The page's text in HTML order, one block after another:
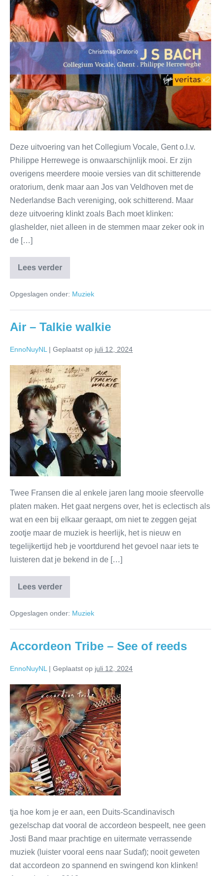
Deze uitvoering van het Collegium Vocale, Gent o.l.v.
Philippe Herrewege is onwaarschijnlijk mooi. Er zijn
overigens meerdere mooie versies van dit schitterende
oratorium, denk maar aan Jos van Veldhoven met de
Nederlandse Bach vereniging, ook schitterend. Maar
deze uitvoering klinkt zoals Bach moet klinken:
glashelder, niet alleen in de stemmen maar zeker ook in
de […]
Lees verder
Opgeslagen onder: Muziek
Air – Talkie walkie
EnnoNuyNL | Geplaatst op juli 12, 2024
Twee Fransen die al enkele jaren lang mooie sfeervolle
platen maken. Het gaat nergens over, het is eclectisch als
wat en een bij elkaar geraapt, om niet te zeggen gejat
zootje maar de muziek is heerlijk, het is nieuw en
tegelijkertijd heb je voortdurend het gevoel naar iets te
luisteren dat je bekend in de […]
Lees verder
Opgeslagen onder: Muziek
Accordeon Tribe – See of reeds
EnnoNuyNL | Geplaatst op juli 12, 2024
tja hoe kom je er aan, een Duits-Scandinavisch
gezelschap dat vooral de accordeon bespeelt, nee geen
Josti Band maar prachtige en uitermate verrassende
muziek (luister vooral eens naar Sudaf); nooit geweten
dat accordeon zo spannend en swingend kon klinken!